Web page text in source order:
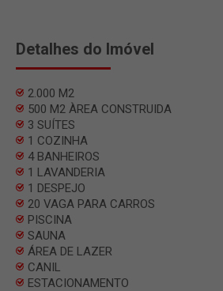
Detalhes do Imóvel
2.000 M2
500 M2 ÀREA CONSTRUIDA
3 SUÍTES
1 COZINHA
4 BANHEIROS
1 LAVANDERIA
1 DESPEJO
20 VAGA PARA CARROS
PISCINA
SAUNA
ÁREA DE LAZER
CANIL
ESTACIONAMENTO